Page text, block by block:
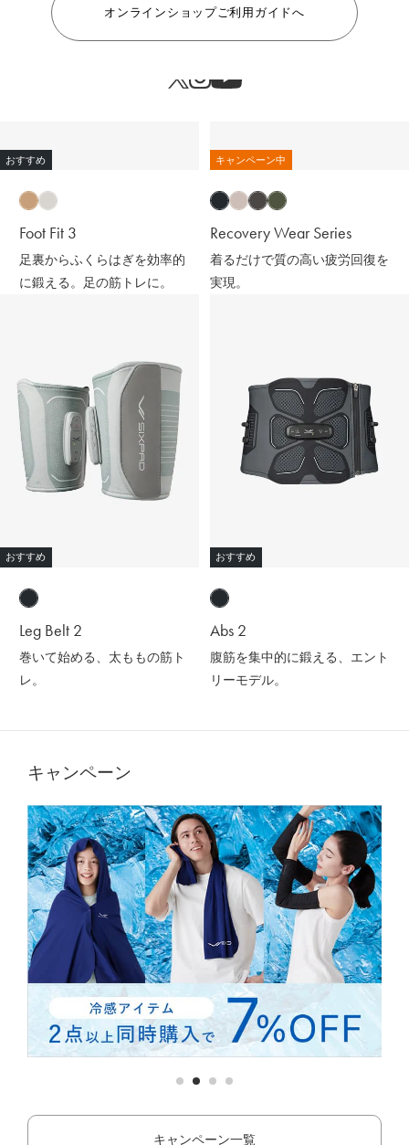
オンラインショップご利用ガイドへ
おすすめ
Foot Fit 3
足裏からふくらはぎを効率的
に鍛える。足の筋トレに。
キャンペーン中
Recovery Wear Series
着るだけで質の高い疲労回復を
実現。
おすすめ
Leg Belt 2
巻いて始める、太ももの筋ト
レ。
おすすめ
Abs 2
腹筋を集中的に鍛える、エント
リーモデル。
キャンペーン
キャンペーン一覧